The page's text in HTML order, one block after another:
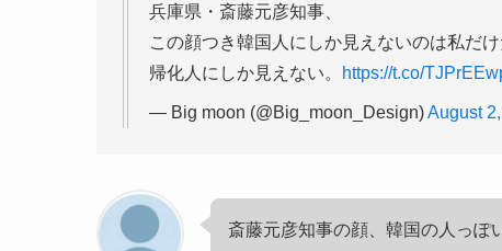
兵庫県・斎藤元彦知事、
この顔つき韓国人にしか見えないのは私だけ
帰化人にしか見えない。
https://t.co/
— Big moon (@Big_moon_Design)August
斎藤元彦知事の顔、韓国の人っぽ